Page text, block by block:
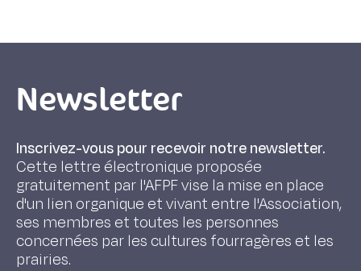
Newsletter
Inscrivez-vous pour recevoir notre newsletter.
Cette lettre électronique proposée
gratuitement par l'AFPF vise la mise en place
d'un lien organique et vivant entre l'Association,
ses membres et toutes les personnes
concernées par les cultures fourragères et les
prairies.